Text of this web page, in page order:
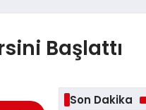
Başlattı
Son Dakika